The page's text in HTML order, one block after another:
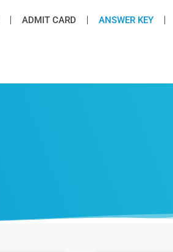
ADMIT CARD ANSWER KEY